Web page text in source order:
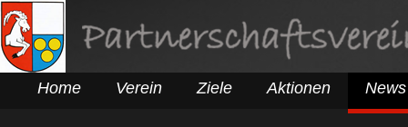
Home Verein Ziele Aktionen